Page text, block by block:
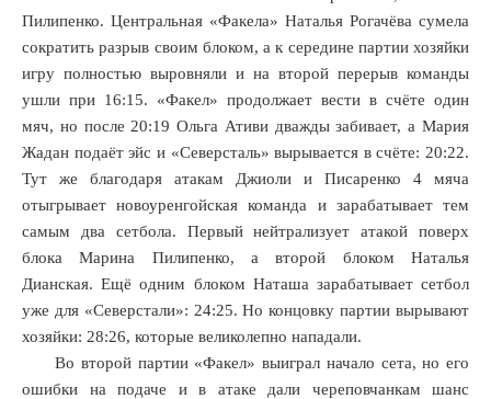
Пилипенко. Центральная «Факела» Наталья Рогачёва сумела
сократить разрыв своим блоком, а к середине партии хозяйки
игру полностью выровняли и на второй перерыв команды
ушли при 16:15. «Факел» продолжает вести в счёте один
мяч, но после 20:19 Ольга Ативи дважды забивает, а Мария
Жадан подаёт эйс и «Северсталь» вырывается в счёте: 20:22.
Тут же благодаря атакам Джиоли и Писаренко 4 мяча
отыгрывает новоуренгойская команда и зарабатывает тем
самым два сетбола. Первый нейтрализует атакой поверх
блока Марина Пилипенко, а второй блоком Наталья
Дианская. Ещё одним блоком Наташа зарабатывает сетбол
уже для «Северстали»: 24:25. Но концовку партии вырывают
хозяйки: 28:26, которые великолепно нападали.
Во второй партии «Факел» выиграл начало сета, но его
ошибки на подаче и в атаке дали череповчанкам шанс